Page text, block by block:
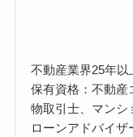
不動産業界25年以
保有資格：不動産
物取引士、マンシ
ローンアドバイ